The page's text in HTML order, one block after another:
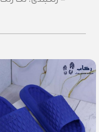
– تعداد در کارتن: 12 جفت